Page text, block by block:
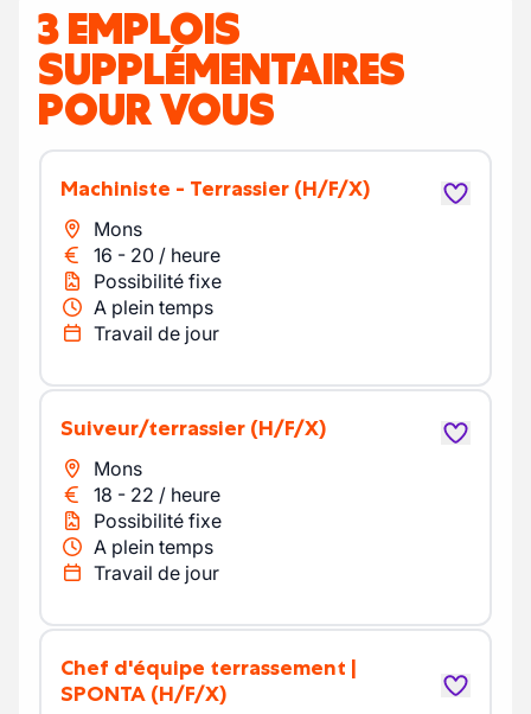
3 EMPLOIS
SUPPLÉMENTAIRES
POUR VOUS
Machiniste - Terrassier (H/F/X)
Mons
16 - 20 / heure
Possibilité fixe
A plein temps
Travail de jour
suiveur/terrassier (H/F/X)
Mons
18 - 22 / heure
Possibilité fixe
A plein temps
Travail de jour
Chef d'équipe terrassement |
SPONTA (H/F/X)